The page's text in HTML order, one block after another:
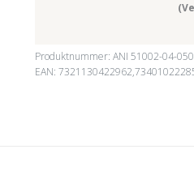
Produktnummer: ANI 51002-04-050
EAN: